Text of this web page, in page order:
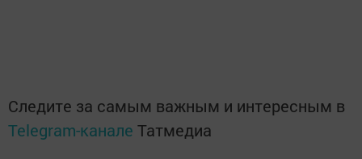
Следите за самым важным и интересным в
Telegram-канале Татмедиа